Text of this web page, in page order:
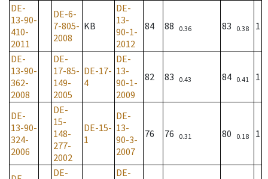
DE-
13-90-
410-
2011
DE-6-
7-805-
2008
KB
DE-
13-
90-1-
2012
84 88 0.36 83 0.38 1
DE-
13-90-
362-
2008
DE-
17-85-
149-
2005
DE-17-
4
DE-
13-
90-1-
2009
82 83 0.43 84 0.41 1
DE-
13-90-
324-
2006
DE-
15-
148-
277-
2002
DE-15-
1
DE-
13-
90-3-
2007
76 76 0.31 80 0.18 1
DE-
DE-